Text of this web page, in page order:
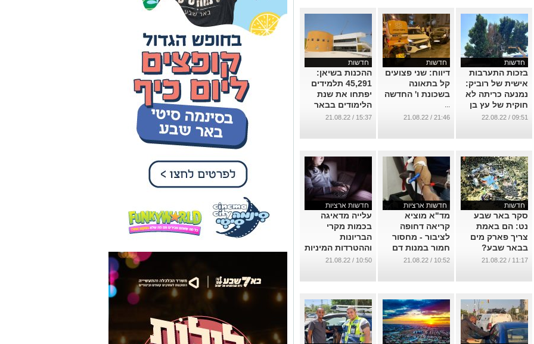
חדשות
בזכות התערבות
אישית של רוביק:
נמנעה כריתה לא
חוקית של עץ בן
80 שנה בעיר
...
09:51 / 22.08.22
חדשות
דיווח: שני פצועים
קל בתאונה
בשכונת ו' החדשה
...
21:46 / 21.08.22
חדשות
ההכנות בשיאן:
45,291 תלמידים
יפתחו את שנת
הלימודים בבאר
שבע
15:37 / 21.08.22
חדשות
סקר באר שבע
נט: הם באמת
צריך פארק מים
בבאר שבע?
...
11:17 / 21.08.22
חדשות ארציות
מד"א מוציא
קריאה דחופה
לציבור - מחסור
חמור במנות דם
בישראל
10:52 / 21.08.22
חדשות ארציות
עלייה מדאיגה
בכמות מקרי
הבריונות
וההטרדות המיניות
ברשת בקרב
...
10:50 / 21.08.22